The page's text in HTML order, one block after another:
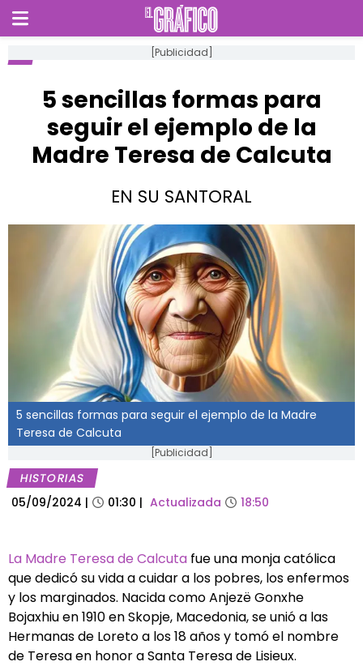
[Publicidad]
5 sencillas formas para
seguir el ejemplo de la
Madre Teresa de Calcuta
EN SU SANTORAL
5 sencillas formas para seguir el ejemplo de la Madre
Teresa de Calcuta
[Publicidad]
HISTORIAS
05/09/2024 | 01:30 | Actualizada 18:50
La Madre Teresa de Calcuta fue una monja católica
que dedicó su vida a cuidar a los pobres, los enfermos
y los marginados. Nacida como Anjezë Gonxhe
Bojaxhiu en 1910 en Skopje, Macedonia, se unió a las
Hermanas de Loreto a los 18 años y tomó el nombre
de Teresa en honor a Santa Teresa de Lisieux.